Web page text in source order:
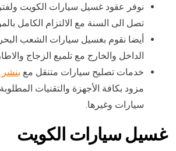
نوفر عقود غسيل سيارات الكويت
تصل الى السنة مع الالتزام الكامل
أيضا نقوم بغسيل سيارات الشعب
الداخل والخارج مع تلميع الزجاج
خدمات تصليح سيارات متنقل مع
مزود بكافة الأجهزة والتقنيات
سيارات وغيرها.
غسيل سيارات الكويت